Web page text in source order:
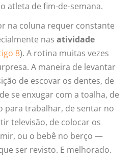
atleta de fim-de-semana.
na coluna requer constante
nasatividade
8). A rotina muitas vezes
A maneira de levantar
de escovar os dentes, de
se enxugar com a toalha, de
para trabalhar, de sentar no
televisão, de colocar os
ou o bebê no berço —
ser revisto. E melhorado.